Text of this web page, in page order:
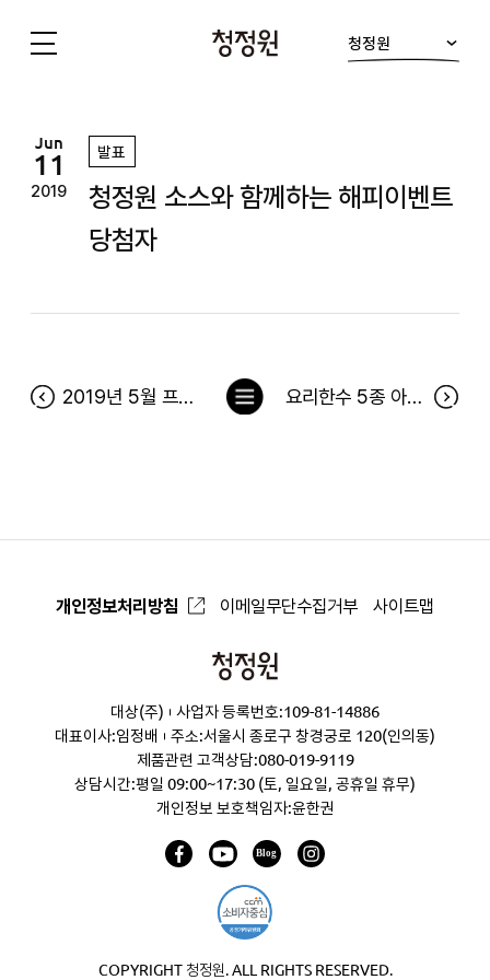
청정원
Jun
11
2019
발표
청정원 소스와 함께하는 해피이벤트
당첨자
2019년 5월 프렌즈 전용딜 당첨자 요리한수 5종 아이콘 찾기 당첨자
목
개인정보처리방침 이메일무단수집거부 사이트맵
청
원
대상(주)
사업자 등록번호:109-81-14886
대표이사:임정배
주소:서울시 종로구 창경궁로 120(인의동)
제품관련 고객상담:080-019-9119
상담시간:평일 09:00~17:30 (토, 일요일, 공휴일 휴무)
개인정보 보호책임자:윤한권
COPYRIGHT 청정원. ALL RIGHTS RESERVED.